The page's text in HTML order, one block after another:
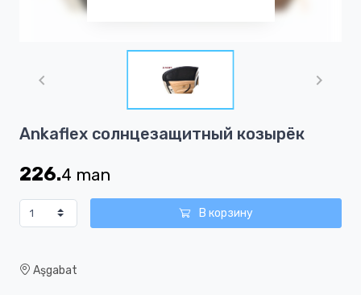
1
1
Ankaflex солнцезащитный козырёк
226.4 man
В корзину
Aşgabat